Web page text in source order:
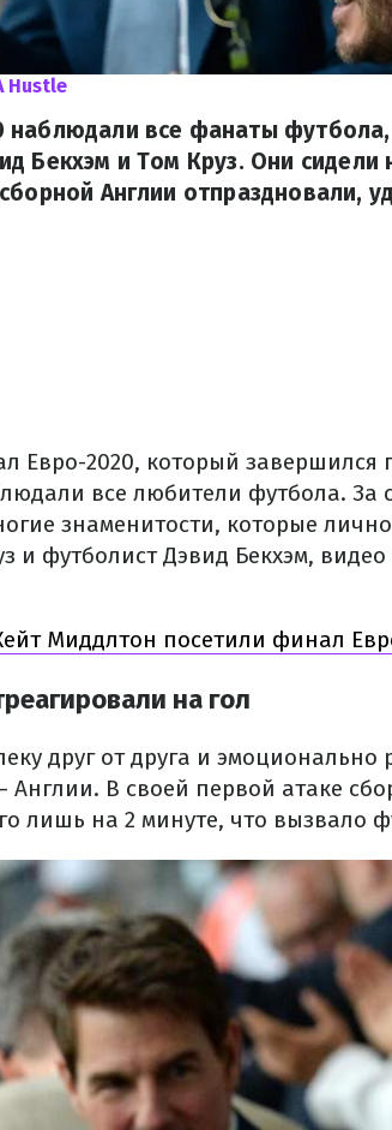
Hustle
все фанаты футбола,
Бекхэм и Том Круз. Они сидели
Англии отпраздновали,
Евро-2020, который завершился
все любители футбола. За
знаменитости, которые
и футболист Дэвид Бекхэм,
Миддлтон посетили финал
на гол
друг от друга и
В своей первой атаке
лишь на 2 минуте, что вызвало